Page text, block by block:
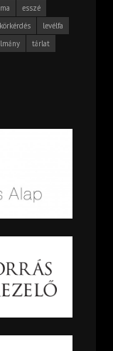
esszé
körkérdés
levélfa
tárlat